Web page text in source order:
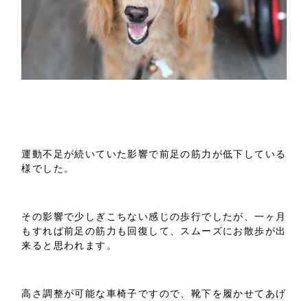
運動不足が続いていた影響で前足の筋力が低下している
様でした。
その影響で少しぎこちない感じの歩行でしたが、一ヶ月
もすれば前足の筋力も回復して、スムーズにお散歩が出
来ると思われます。
高さ調整が可能な車椅子ですので、靴下を履かせてあげ